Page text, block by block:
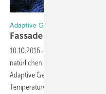
Adaptive Gebäudehüllen
Fassade und Glas
10.10.2016 -
natürlichen Tageslichtnutzung,
Adaptive Gebäudehüllen, die auf
Temperaturwechsel reagieren